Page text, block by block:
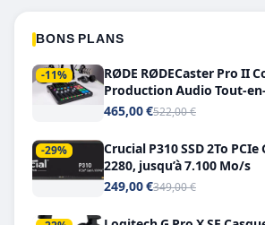
BONS PLANS
-11%
RØDE RØDECaster Pro II
Production Audio Tout-
Double USB-C
465,00 €522,00 €
-29%
Crucial P310 SSD 2To
2280, jusqu’à 7.100 Mo/s
249,00 €349,00 €